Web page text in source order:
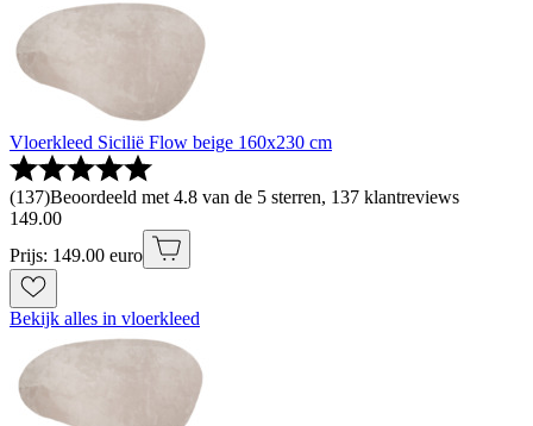
Vloerkleed Sicilië Flow beige 160x230 cm
(137)Beoordeeld met 4.8 van de 5 sterren, 137 klantreviews
149.00
Prijs: 149.00 euro
Bekijk alles in vloerkleed